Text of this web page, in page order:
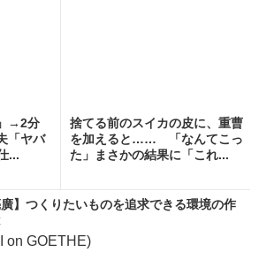
→2分
「ヤバ
...
捨てる前のスイカの皮に、重曹
を加えると…… 「なんてこっ
た」まさかの結果に「これ...
廣】つくりたいものを追求できる環境の作
on GOETHE)